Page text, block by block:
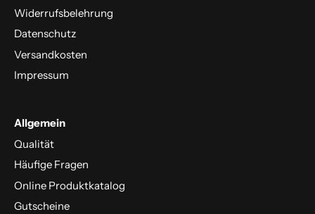
Widerrufsbelehrung
Datenschutz
Versandkosten
Impressum
Allgemein
Qualität
Häufige Fragen
Online Produktkatalog
Gutscheine